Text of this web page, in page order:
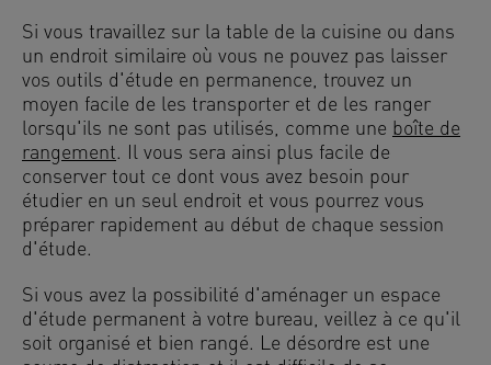
Si vous travaillez sur la table de la cuisine ou dans
un endroit similaire où vous ne pouvez pas laisser
vos outils d'étude en permanence, trouvez un
moyen facile de les transporter et de les ranger
lorsqu'ils ne sont pas utilisés, comme une boîte de
rangement. Il vous sera ainsi plus facile de
conserver tout ce dont vous avez besoin pour
étudier en un seul endroit et vous pourrez vous
préparer rapidement au début de chaque session
d'étude.
Si vous avez la possibilité d'aménager un espace
d'étude permanent à votre bureau, veillez à ce qu'il
soit organisé et bien rangé. Le désordre est une